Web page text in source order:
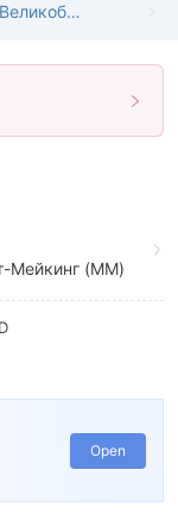
Посещение Spreadco в Великобритании - офис не подтвержден
Мейкинг (MM)
Open